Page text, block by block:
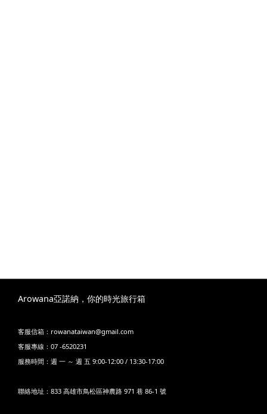
Arowana亞諾納，你的時光旅行箱
客服信箱：rowanataiwan@gmail.com
客服專線：07 -6520231
服務時間：週 一 ～ 週 五 9:00-12:00 / 13:30-17:00
聯絡地址：833 高雄市鳥松區神農路 971 巷 86-1 號